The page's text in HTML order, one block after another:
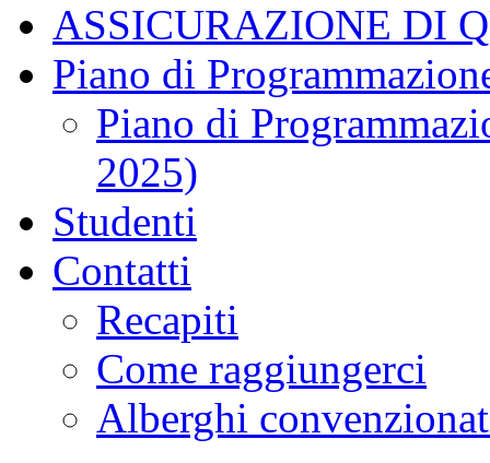
ASSICURAZIONE DI
Piano di
Piano di
2025)
Studenti
Contatti
Recapiti
Come raggiungerci
Alberghi